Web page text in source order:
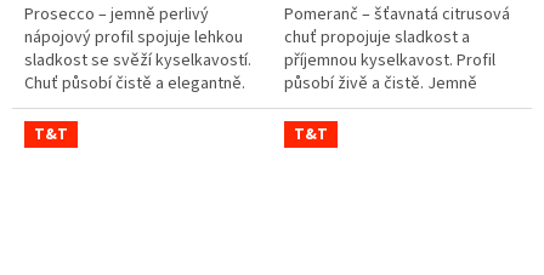
Prosecco – jemně perlivý
nápojový profil spojuje lehkou
sladkost se svěží kyselkavostí.
Chuť působí čistě a elegantně.
Ovocný tón připomíná šumivé
víno. Lehká síla zachovává...
Pomeranč – šťavnatá citrusová
chuť propojuje sladkost a
příjemnou kyselkavost. Profil
působí živě a čistě. Jemně
nahořklý okraj dodává
pomeranči hloubku. Střední síla
podporuje...
T&T T&T